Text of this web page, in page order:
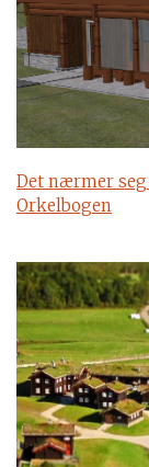
Det nærmer
Orkelbogen